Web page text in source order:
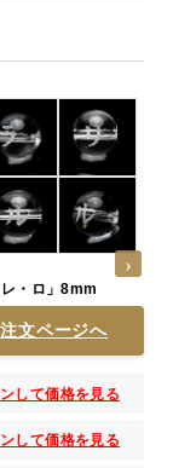
・ロ」8mm
文ページへ
して価格を見る
して価格を見る